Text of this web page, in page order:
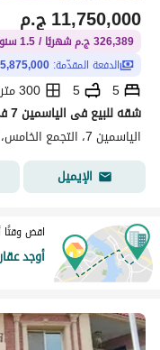
ج.م11,750,000
326,389 ج.م شهريًا / 1.5 سنوات
الدفعة المقدّمة: 5,875,000 ج.م
5
5
300 متر مربع
الياسمين 7، التجمع الخامس، القاهرة الجديدة، القاهرة
الإيميل
اقض وقتًا
أوجد